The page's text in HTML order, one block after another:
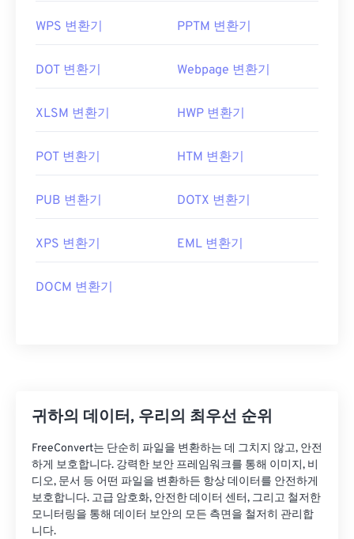
WPS 변환기 PPTM 변환기
DOT 변환기 Webpage 변환기
XLSM 변환기 HWP 변환기
POT 변환기 HTM 변환기
PUB 변환기 DOTX 변환기
XPS 변환기 EML 변환기
DOCM 변환기
귀하의 데이터, 우리의 최우선 순위
FreeConvert는 단순히 파일을 변환하는 데 그치지 않고, 안전
하게 보호합니다. 강력한 보안 프레임워크를 통해 이미지, 비
디오, 문서 등 어떤 파일을 변환하든 항상 데이터를 안전하게
보호합니다. 고급 암호화, 안전한 데이터 센터, 그리고 철저한
모니터링을 통해 데이터 보안의 모든 측면을 철저히 관리합
니다.